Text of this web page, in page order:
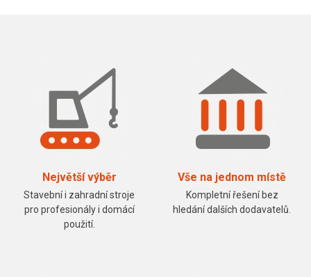
Největší výběr
Stavební i zahradní stroje
pro profesionály i domácí
použití.
Vše na jednom místě
Kompletní řešení bez
hledání dalších dodavatelů.